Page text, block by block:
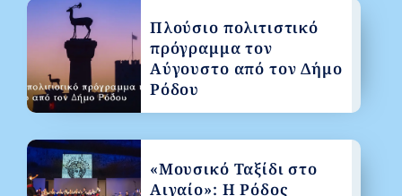
Πλούσιο πολιτιστικό
πρόγραμμα τον
Αύγουστο από τον Δήμο
Ρόδου
«Μουσικό Ταξίδι στο
Αιγαίο»: Η Ρόδος